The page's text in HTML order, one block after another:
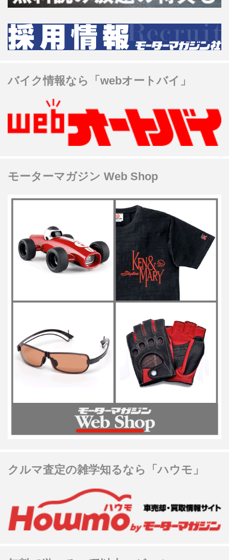
バイク情報なら「webオートバイ」
モーターマガジン Web Shop
クルマ査定の雑学知るなら「ハウモ」